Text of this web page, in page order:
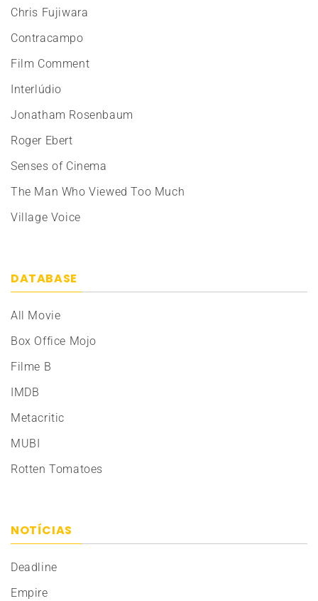
Chris Fujiwara
Contracampo
Film Comment
Interlúdio
Jonatham Rosenbaum
Roger Ebert
Senses of Cinema
The Man Who Viewed Too Much
Village Voice
DATABASE
All Movie
Box Office Mojo
Filme B
IMDB
Metacritic
MUBI
Rotten Tomatoes
NOTÍCIAS
Deadline
Empire